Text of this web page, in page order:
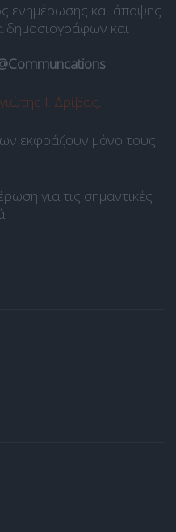
ενημέρωσης και άποψης
δημοσιογράφων και
.
Ι. Δρίβας.
εκφράζουν μόνο τους
για τις σημαντικές